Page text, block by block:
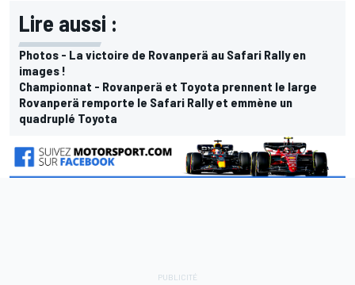
Lire aussi :
Photos - La victoire de Rovanperä au Safari Rally en
images !
Championnat - Rovanperä et Toyota prennent le large
Rovanperä remporte le Safari Rally et emmène un
quadruplé Toyota